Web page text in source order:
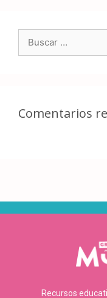
Comentarios
Recursos